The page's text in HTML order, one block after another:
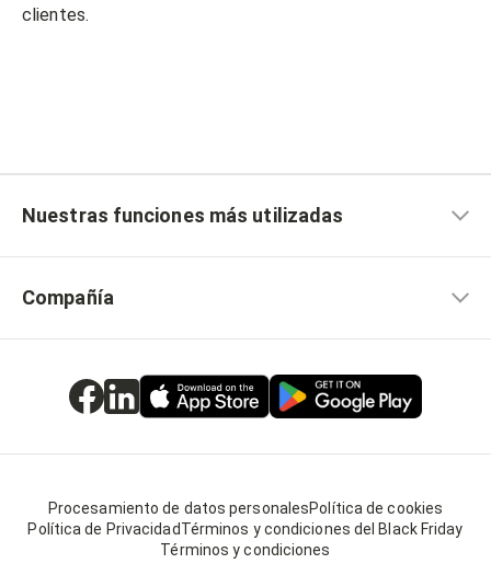
clientes.
Nuestras funciones más utilizadas
Compañía
Procesamiento de datos personalesPolítica de cookies
Política de PrivacidadTérminos y condiciones del Black Friday
Términos y condiciones